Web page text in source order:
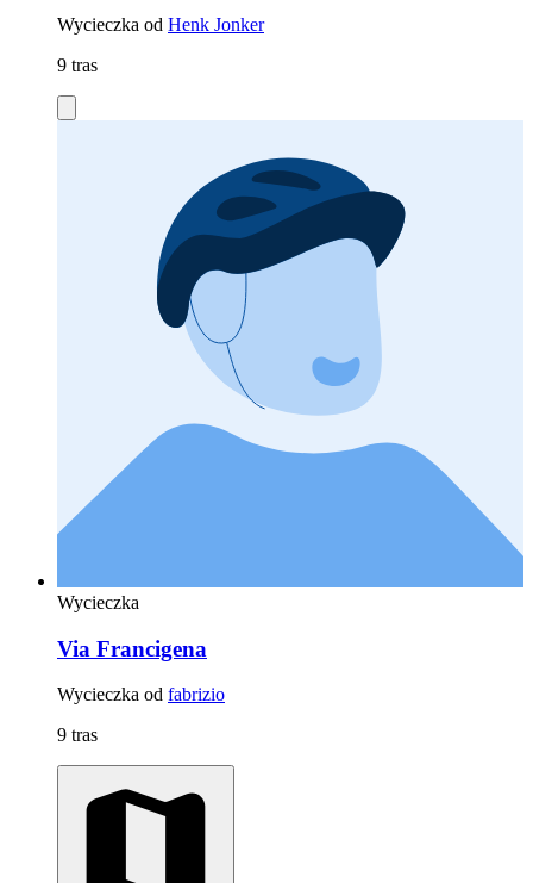
Wycieczka od Henk Jonker
9 tras
Wycieczka
Via Francigena
Wycieczka od fabrizio
9 tras